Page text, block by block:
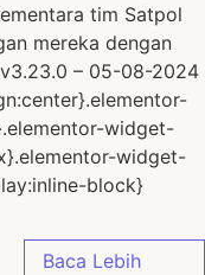
tim Satpol
mereka dengan
– 05-08-2024
widget-
widget-
block}
Baca Lebih